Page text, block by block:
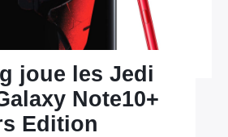
joue les Jedi
Note10+
Edition